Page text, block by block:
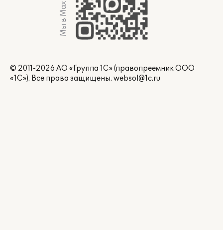
Мы в Max
© 2011-2026 АО «Группа 1С» (правопреемник ООО
«1С»). Все права защищены. websol@1c.ru